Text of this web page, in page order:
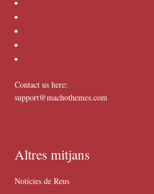
Contact us here:
support@machothemes.com
Altres mitjans
Notícies de Reus